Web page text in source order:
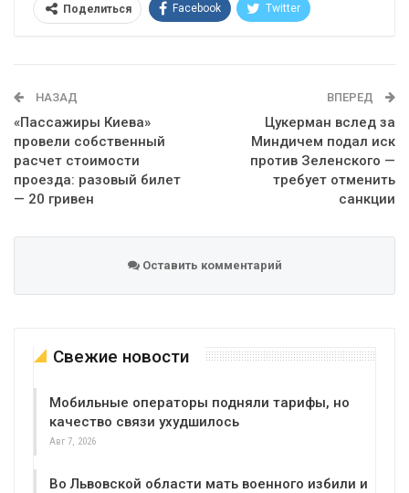
Поделиться Facebook Twitter
НАЗАД
«Пассажиры Киева»
провели собственный
расчет стоимости
проезда: разовый билет
— 20 гривен
ВПЕРЕД
Цукерман вслед за
Миндичем подал иск
против Зеленского —
требует отменить
санкции
Оставить комментарий
Свежие новости
Мобильные операторы подняли тарифы, но
качество связи ухудшилось
Авг 7, 2026
Во Львовской области мать военного избили и